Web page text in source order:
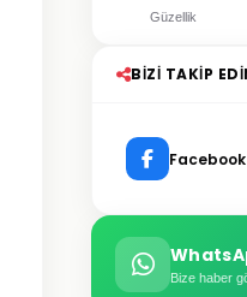
Güzellik
BIZI TAKIP
Facebook
Bize haber